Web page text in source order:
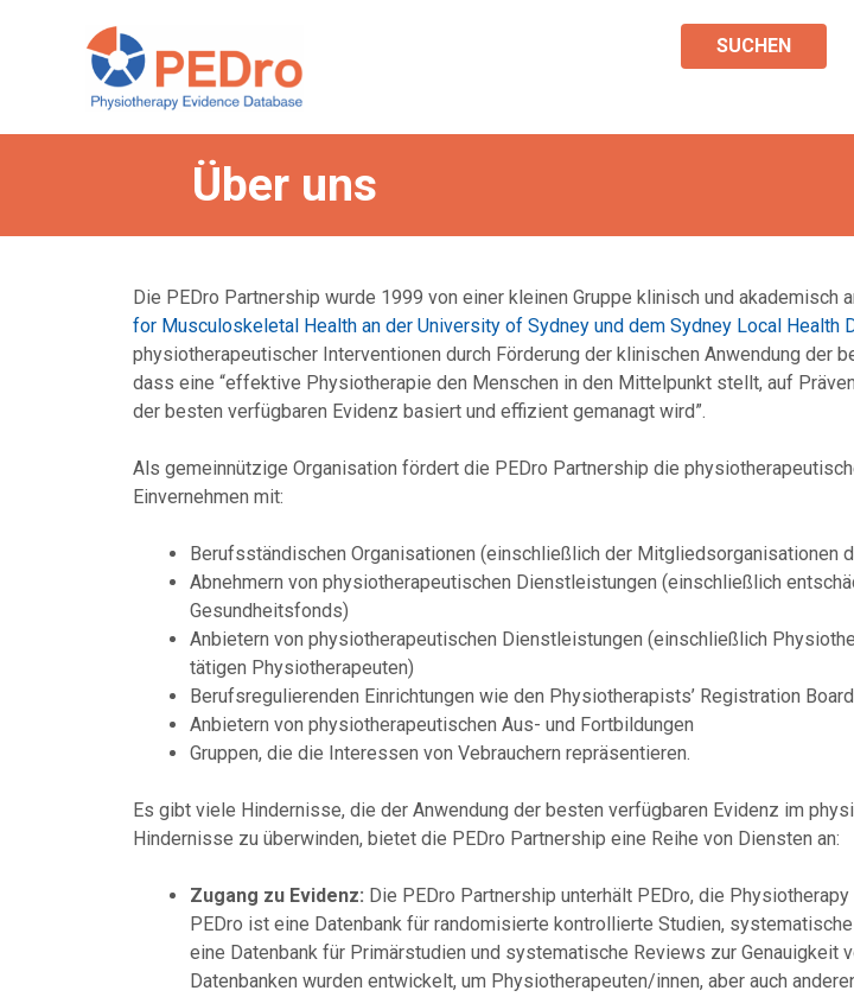
SUCHEN
Über uns
Die PEDro Partnership wurde 1999 von einer kleinen Gruppe klinisch und
for Musculoskeletal Health an der University of Sydney und dem Sydney Local Health
physiotherapeutischer Interventionen durch Förderung der klinischen Anwendung der
dass eine “effektive Physiotherapie den Menschen in den Mittelpunkt stellt, auf
der besten verfügbaren Evidenz basiert und effizient gemanagt wird”.
Als gemeinnützige Organisation fördert die PEDro Partnership die
Einvernehmen mit:
Berufsständischen Organisationen (einschließlich der Mitgliedsorganisationen
Abnehmern von physiotherapeutischen Dienstleistungen (einschließlich
Gesundheitsfonds)
Anbietern von physiotherapeutischen Dienstleistungen (einschließlich
tätigen Physiotherapeuten)
Berufsregulierenden Einrichtungen wie den Physiotherapists’ Registration
Anbietern von physiotherapeutischen Aus- und Fortbildungen
Gruppen, die die Interessen von Vebrauchern repräsentieren.
Es gibt viele Hindernisse, die der Anwendung der besten verfügbaren Evidenz im
Hindernisse zu überwinden, bietet die PEDro Partnership eine Reihe von Diensten an:
Zugang zu Evidenz: Die PEDro Partnership unterhält PEDro, die
PEDro ist eine Datenbank für randomisierte kontrollierte Studien,
eine Datenbank für Primärstudien und systematische Reviews zur
Datenbanken wurden entwickelt, um Physiotherapeuten/innen, aber auch